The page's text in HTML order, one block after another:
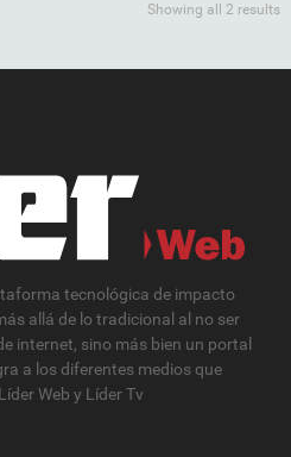
Showing all 2 results
tecnológica de impacto
allá de lo tradicional al no ser
internet, sino más bien un portal
a los diferentes medios que
Web y Líder Tv